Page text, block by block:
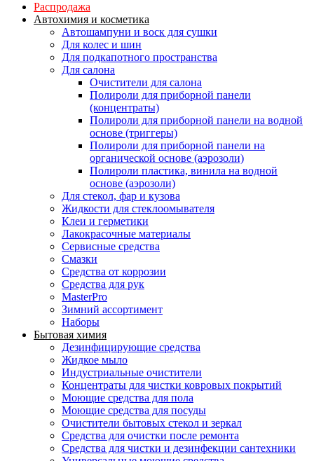
Распродажа
Автохимия и косметика
Автошампуни и воск для сушки
Для колес и шин
Для подкапотного пространства
Для салона
Очистители для салона
Полироли для приборной панели
(концентраты)
Полироли для приборной панели на водной
основе (триггеры)
Полироли для приборной панели на
органической основе (аэрозоли)
Полироли пластика, винила на водной
основе (аэрозоли)
Для стекол, фар и кузова
Жидкости для стеклоомывателя
Клеи и герметики
Лакокрасочные материалы
Сервисные средства
Смазки
Средства от коррозии
Средства для рук
MasterPro
Зимний ассортимент
Наборы
Бытовая химия
Дезинфицирующие средства
Жидкое мыло
Индустриальные очистители
Концентраты для чистки ковровых покрытий
Моющие средства для пола
Моющие средства для посуды
Очистители бытовых стекол и зеркал
Средства для очистки после ремонта
Средства для чистки и дезинфекции сантехники